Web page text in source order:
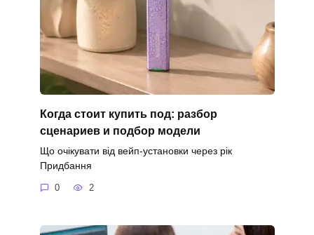
Когда стоит купить под: разбор
сценариев и подбор модели
Що очікувати від вейп-установки через рік
Придбання
0 2